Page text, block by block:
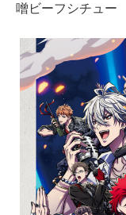
噌ビーフシチュー